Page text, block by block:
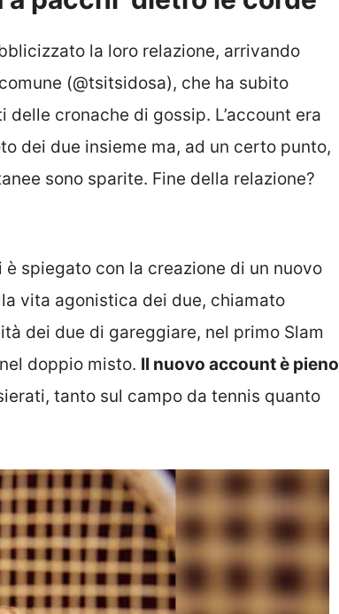
la loro relazione, arrivando
(@tsitsidosa), che ha subito
cronache di gossip. L’account era
dei due insieme ma, ad un certo punto,
sono sparite. Fine della relazione?
spiegato con la creazione di un nuovo
vita agonistica dei due, chiamato
dei due di gareggiare, nel primo Slam
doppio misto. Il nuovo account è pieno
tanto sul campo da tennis quanto